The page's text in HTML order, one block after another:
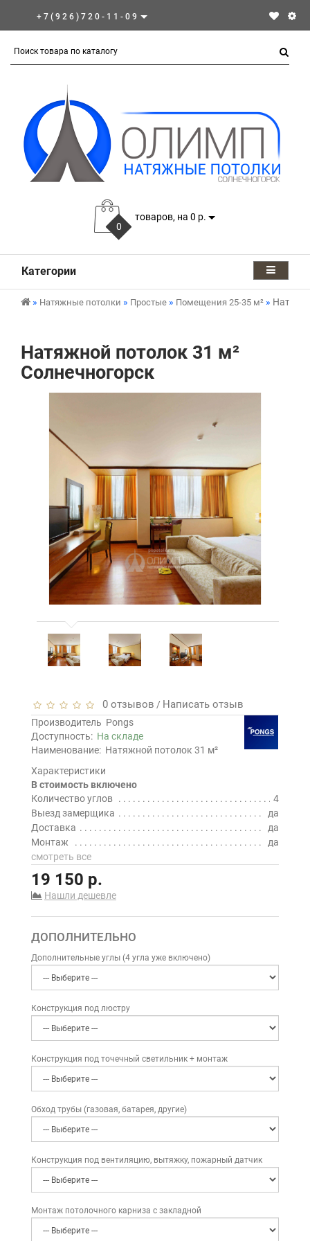
+7(926)720-11-09
0
товаров, на 0 р.
Категории
Натяжные потолки Простые Помещения 25-35 м²
Натяжной потолок 31 м²
Солнечногорск
0 отзывов / Написать отзыв
Производитель Pongs
Доступность: На складе
Наименование: Натяжной потолок 31 м²
Характеристики
В стоимость включено
Количество углов
4
Выезд замерщика
да
Доставка
да
Монтаж
да
смотреть все
19 150 р.
Нашли дешевле
ДОПОЛНИТЕЛЬНО
Дополнительные углы (4 угла уже включено)
Конструкция под люстру
Конструкция под точечный светильник + монтаж
Обход трубы (газовая, батарея, другие)
Конструкция под вентиляцию, вытяжку, пожарный датчик
Монтаж потолочного карниза с закладной